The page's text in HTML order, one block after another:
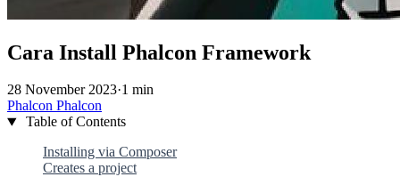
Cara Install Phalcon Framework
28 November 2023·1 min
Phalcon Phalcon
Table of Contents
Installing via Composer
Creates a project